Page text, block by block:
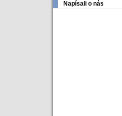
Napísali o nás